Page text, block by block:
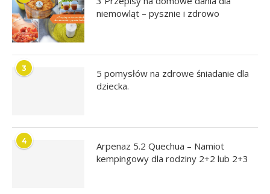
niemowląt – pysznie i zdrowo
3
5 pomysłów na zdrowe śniadanie dla
dziecka.
4
Arpenaz 5.2 Quechua – Namiot
kempingowy dla rodziny 2+2 lub 2+3